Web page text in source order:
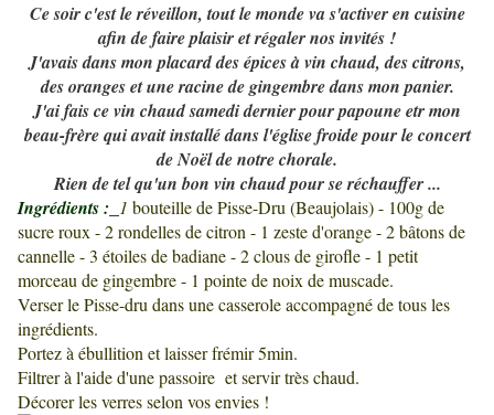
Ce soir c'est le réveillon, tout le monde va s'activer en cuisine
afin de faire plaisir et régaler nos invités !
J'avais dans mon placard des épices à vin chaud, des citrons,
des oranges et une racine de gingembre dans mon panier.
J'ai fais ce vin chaud samedi dernier pour papoune etr mon
beau-frère qui avait installé dans l'église froide pour le concert
de Noël de notre chorale.
Rien de tel qu'un bon vin chaud pour se réchauffer ...
Ingrédients : 1 bouteille de Pisse-Dru (Beaujolais) - 100g de
sucre roux - 2 rondelles de citron - 1 zeste d'orange - 2 bâtons de
cannelle - 3 étoiles de badiane - 2 clous de girofle - 1 petit
morceau de gingembre - 1 pointe de noix de muscade.
Verser le Pisse-dru dans une casserole accompagné de tous les
ingrédients.
Portez à ébullition et laisser frémir 5min.
Filtrer à l'aide d'une passoire et servir très chaud.
Décorer les verres selon vos envies !